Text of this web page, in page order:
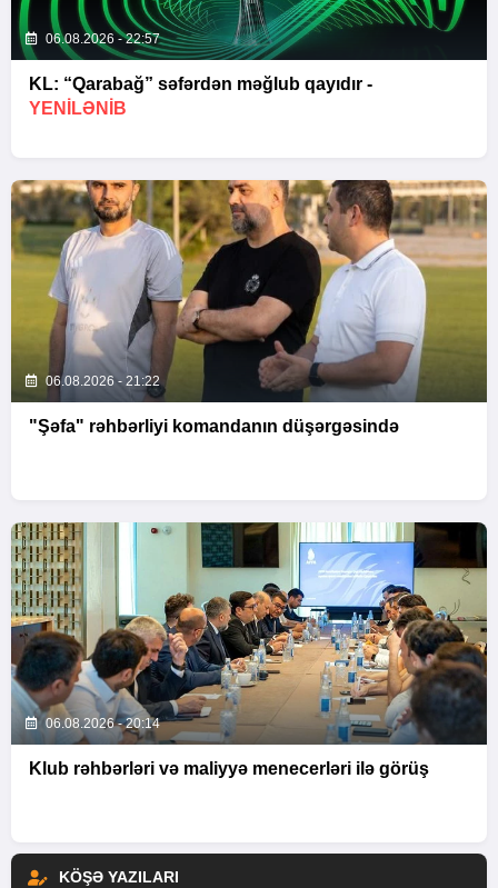
06.08.2026 - 22:57
KL: “Qarabağ” səfərdən məğlub qayıdır -
YENİLƏNİB
06.08.2026 - 21:22
"Şəfa" rəhbərliyi komandanın düşərgəsində
06.08.2026 - 20:14
Klub rəhbərləri və maliyyə menecerləri ilə görüş
KÖŞƏ YAZILARI